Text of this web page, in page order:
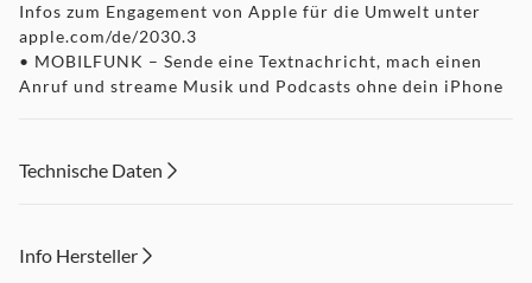
Infos zum Engagement von Apple für die Umwelt unter
apple.com/de/2030.3
• MOBILFUNK – Sende eine Textnachricht, mach einen
Anruf und streame Musik und Podcasts ohne dein iPhone
• GESUNDHEITS UND SICHERHEITSFEATURES – Erhalte
Hilfe, wenn du sie brauchst, mit Sturzerkennung4,
unregelmäßigen Herzrhythmus5 oder eine ungewöhnlich
Technische Daten
Info Hersteller